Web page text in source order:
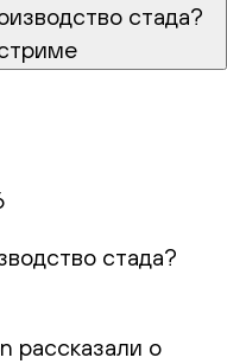
стада?
стада?
рассказали о